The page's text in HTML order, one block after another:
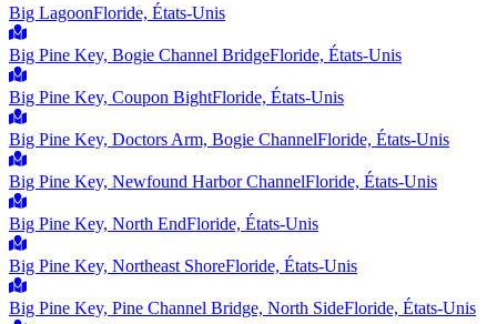
Big LagoonFloride, États-Unis
Big Pine Key, Bogie Channel BridgeFloride, États-Unis
Big Pine Key, Coupon BightFloride, États-Unis
Big Pine Key, Doctors Arm, Bogie ChannelFloride, États-Unis
Big Pine Key, Newfound Harbor ChannelFloride, États-Unis
Big Pine Key, North EndFloride, États-Unis
Big Pine Key, Northeast ShoreFloride, États-Unis
Big Pine Key, Pine Channel Bridge, North SideFloride, États-Unis